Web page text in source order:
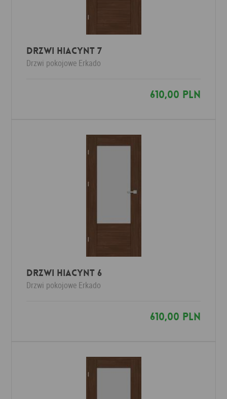
Drzwi HIACYNT 7
Drzwi pokojowe Erkado
610,00 PLN
Drzwi HIACYNT 6
Drzwi pokojowe Erkado
610,00 PLN